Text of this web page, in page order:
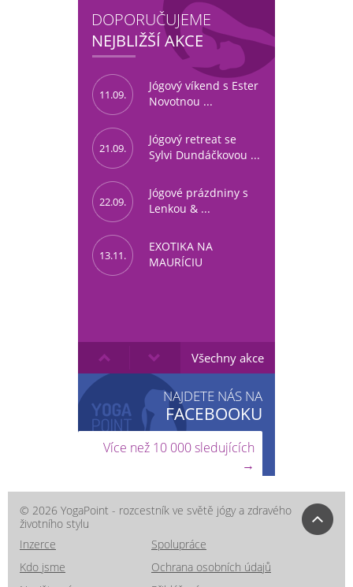
DOPORUČUJEME
NEJBLIŽŠÍ AKCE
11.09.
Jógový víkend s Ester
Novotnou ...
21.09.
Jógový retreat se
Sylvi Dundáčkovou ...
22.09.
Jógové prázdniny s
Lenkou & ...
13.11.
EXOTIKA NA
MAURÍCIU
Všechny akce
NAJDETE NÁS NA
FACEBOOKU
Více než 10 000 sledujících
→
© 2026 YogaPoint - rozcestník ve světě jógy a zdravého
životního stylu
Inzerce
Spolupráce
Kdo jsme
Ochrana osobních údajů